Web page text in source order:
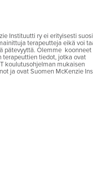
Instituutti ry ei erityisesti
terapeutteja eikä voi
pätevyyttä. Olemme koonneet
terapeuttien tiedot, jotka ovat
koulutusohjelman mukaisen
ja ovat Suomen McKenzie